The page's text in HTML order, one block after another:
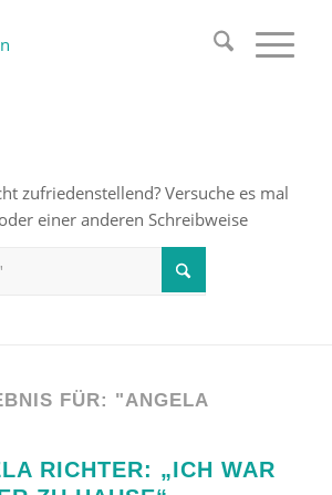
zufriedenstellend? Versuche es mal
einer anderen Schreibweise
FÜR: "ANGELA
RICHTER: „ICH WAR